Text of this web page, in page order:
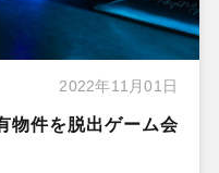
2022年11月01日
物件を脱出ゲーム会